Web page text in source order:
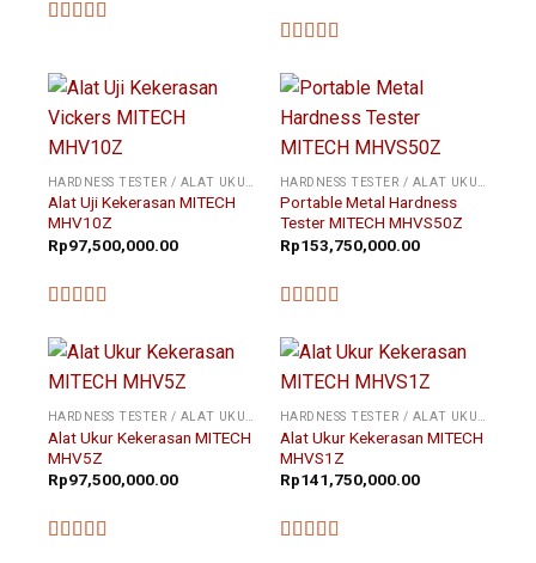
Alat Uji Kekerasan MITECH
MHV10Z
Rp97,500,000.00
Portable Metal Hardness
Tester MITECH MHVS50Z
Rp153,750,000.00
Alat Ukur Kekerasan MITECH
MHV5Z
Rp97,500,000.00
Alat Ukur Kekerasan MITECH
MHVS1Z
Rp141,750,000.00